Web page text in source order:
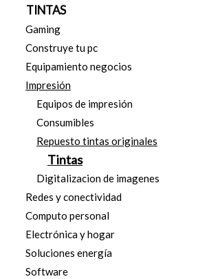
TINTAS
Gaming
Construye tu pc
Equipamiento negocios
Impresión
Equipos de impresión
Consumibles
Repuesto tintas originales
Tintas
Digitalizacion de imagenes
Redes y conectividad
Computo personal
Electrónica y hogar
Soluciones energía
Software